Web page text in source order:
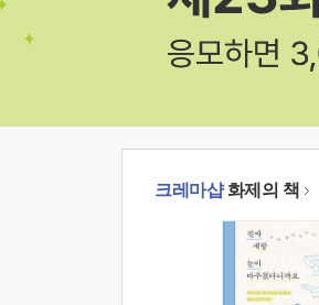
크레마샵화제의 책